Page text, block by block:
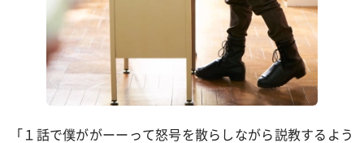
「１話で僕ががーーって怒号を散らしながら説教するよう